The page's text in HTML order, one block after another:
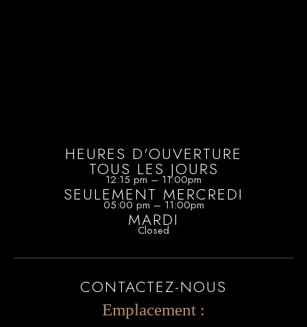
HEURES D'OUVERTURE
TOUS LES JOURS
12:15 pm – 11:00pm
SEULEMENT MERCREDI
05:00 pm – 11:00pm
MARDI
Closed
CONTACTEZ-NOUS
Emplacement :